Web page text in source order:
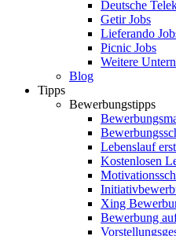
Deutsche
Getir Jobs
Lieferando
Picnic Jobs
Weitere
Blog
Tipps
Bewerbungstipps
Lebenslauf
Kostenlosen
Xing
Bewerbung